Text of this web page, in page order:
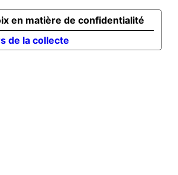
de la collecte
en matière de confidentialité